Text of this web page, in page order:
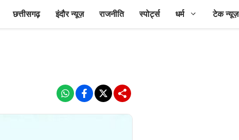
छत्तीसगढ़ इंदौर न्यूज़ राजनीति स्पोर्ट्स धर्म टेक न्यूज़